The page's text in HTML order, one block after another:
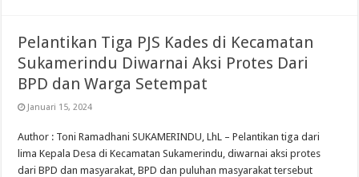
Pelantikan Tiga PJS Kades di Kecamatan
Sukamerindu Diwarnai Aksi Protes Dari
BPD dan Warga Setempat
Januari 15, 2024
Author : Toni Ramadhani SUKAMERINDU, LhL – Pelantikan tiga dari
lima Kepala Desa di Kecamatan Sukamerindu, diwarnai aksi protes
dari BPD dan masyarakat, BPD dan puluhan masyarakat tersebut